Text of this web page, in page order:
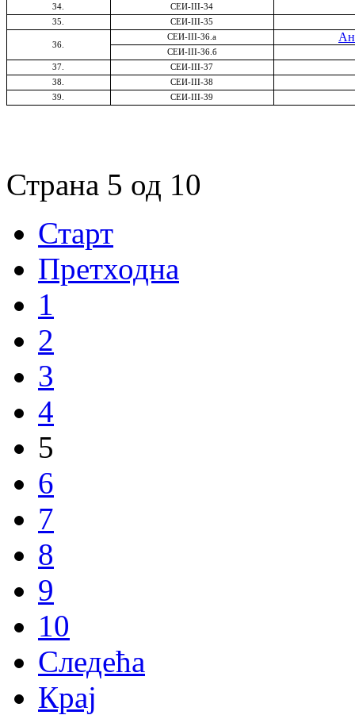
34. СЕИ-III-34
35.
СЕИ-III-35
36.
СЕИ-III-36.а
СЕИ-III-36.б
37.
СЕИ-III-37
38.
СЕИ-III-38
39.
СЕИ-III-39
Страна 5 од 10
Старт
Претходна
1
2
3
4
5
6
7
8
9
10
Следећа
Крај